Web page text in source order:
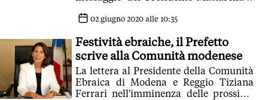
grande esempio di civiltà'
02 giugno 2020 alle 10:35
Festività ebraiche, il Prefetto
scrive alla Comunità modenese
La lettera al Presidente della Comunità
Ebraica di Modena e Reggio Tiziana
Ferrari nell'imminenza delle prossime